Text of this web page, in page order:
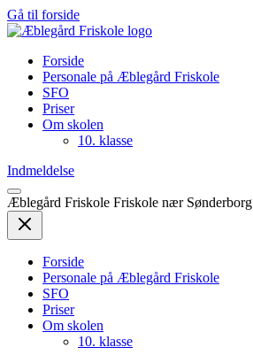
Gå
til
Gå til forside
Forside
Personale på Æblegård Friskole
SFO
Priser
Om skolen
10. klasse
Indmeldelse
Æblegård Friskole Friskole nær Sønderborg
Forside
Personale på Æblegård Friskole
SFO
Priser
Om skolen
10. klasse